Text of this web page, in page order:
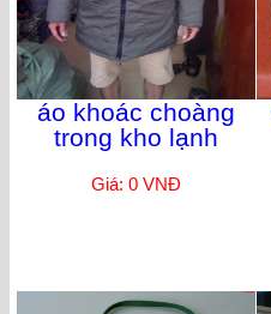
áo khoác choàng
trong kho lạnh
Giá: 0 VNĐ